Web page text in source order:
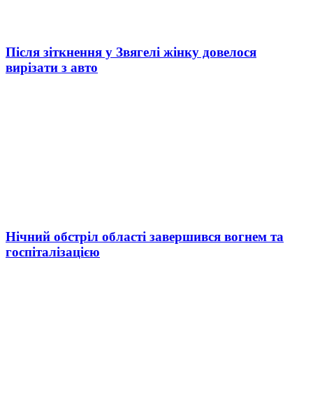
Після зіткнення у Звягелі жінку довелося
вирізати з авто
Нічний обстріл області завершився вогнем та
госпіталізацією